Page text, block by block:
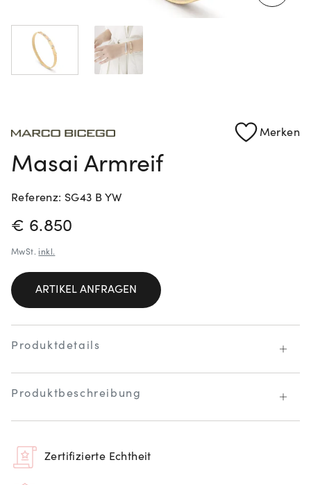
Rolex Certified Pre-Owned entdecken
Merken
Masai Armreif
Referenz: SG43 B YW
PREISINFORMATIONEN
€ 6.850
MwSt. inkl.
ARTIKEL ANFRAGEN
Produktdetails
Produktbeschreibung
Zertifizierte Echtheit